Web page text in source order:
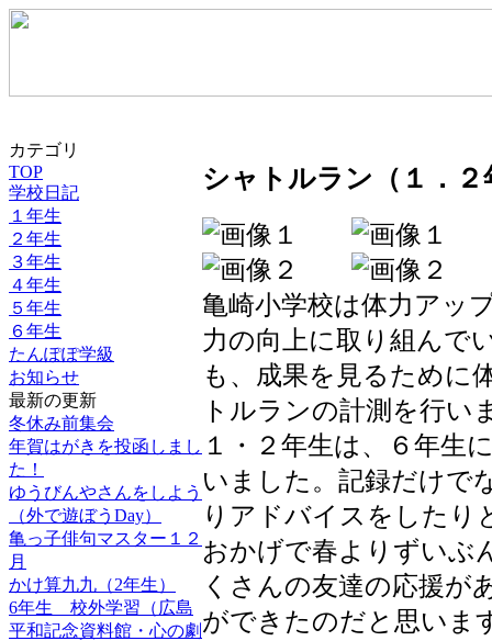
カテゴリ
TOP
学校日記
１年生
２年生
３年生
４年生
５年生
６年生
たんぽぽ学級
お知らせ
最新の更新
冬休み前集会
年賀はがきを投函しまし
た！
ゆうびんやさんをしよう
（外で遊ぼうDay）
亀っ子俳句マスター１２
月
かけ算九九（2年生）
6年生 校外学習（広島
平和記念資料館・心の劇
シャトルラン（１．２
亀崎小学校は体力アッ
力の向上に取り組んで
も、成果を見るために
トルランの計測を行い
１・２年生は、６年生
いました。記録だけで
りアドバイスをしたり
おかげで春よりずいぶ
くさんの友達の応援が
ができたのだと思いま